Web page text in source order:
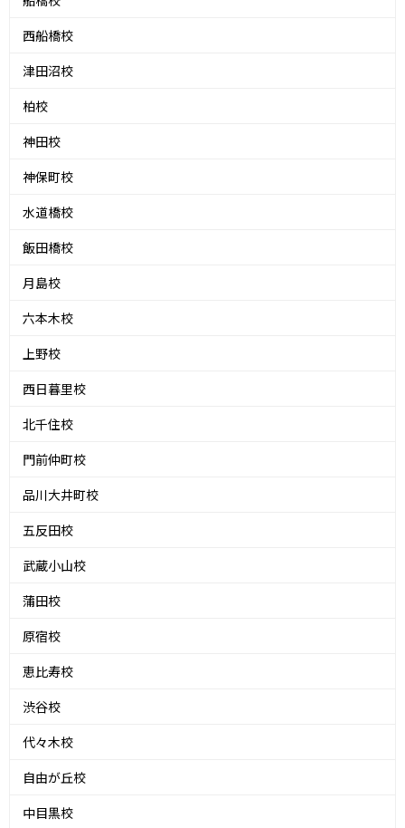
西船橋校
津田沼校
柏校
神田校
神保町校
水道橋校
飯田橋校
月島校
六本木校
上野校
西日暮里校
北千住校
門前仲町校
品川大井町校
五反田校
武蔵小山校
蒲田校
原宿校
恵比寿校
渋谷校
代々木校
自由が丘校
中目黒校